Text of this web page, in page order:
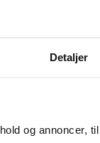
Detaljer
og annoncer,